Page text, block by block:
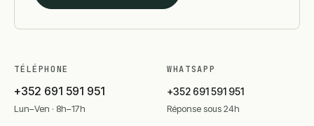
TÉLÉPHONE
+352 691 591 951
Lun–Ven · 8h–17h
WHATSAPP
+352 691 591 951
Réponse sous 24h